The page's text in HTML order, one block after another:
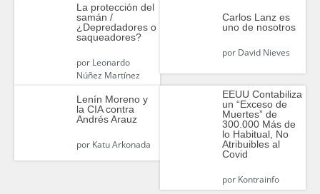
La protección del
samán /
¿Depredadores o
saqueadores?
porLeonardo
Núñez Martínez
Carlos Lanz es
uno de nosotros
porDavid Nieves
Lenín Moreno y
la CIA contra
Andrés Arauz
porKatu Arkonada
EEUU Contabiliza
un “Exceso de
Muertes” de
300.000 Más de
lo Habitual, No
Atribuibles al
Covid
porKontrainfo